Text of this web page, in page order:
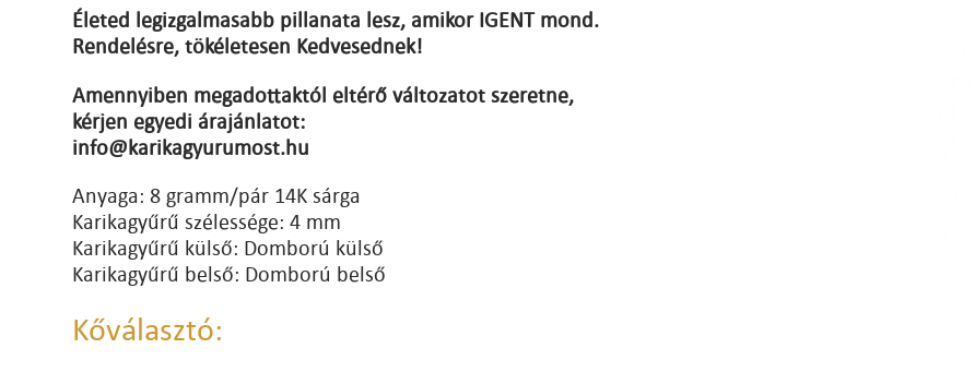
Életed legizgalmasabb pillanata lesz, amikor IGENT mond.
Rendelésre, tökéletesen Kedvesednek!
Amennyiben megadottaktól eltérő változatot szeretne,
kérjen egyedi árajánlatot:
info@karikagyurumost.hu
Anyaga: 8 gramm/pár 14K sárga
Karikagyűrű szélessége: 4 mm
Karikagyűrű külső: Domború külső
Karikagyűrű belső: Domború belső
Kőválasztó: